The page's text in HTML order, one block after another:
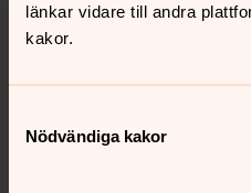
länkar vidare till andra
kakor.
Nödvändiga kakor
Tillbaka till toppen
Tillbaka till innehållet
Kontakt